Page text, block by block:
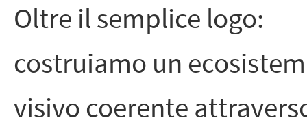
Oltre il semplice logo:
costruiamo un
visivo coerente